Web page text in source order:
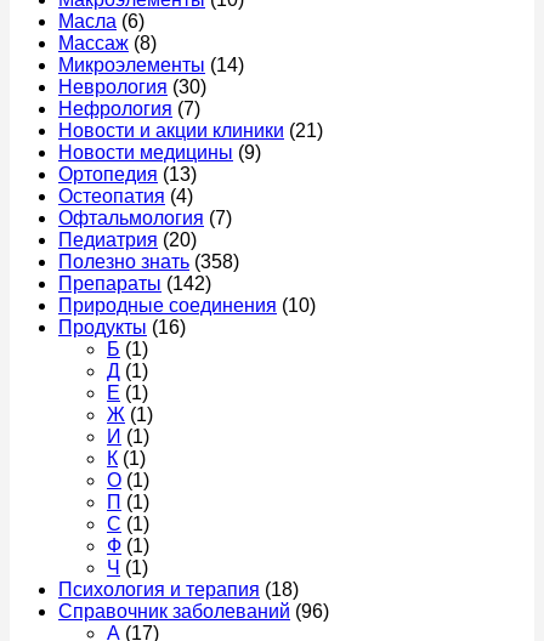
Масла (6)
Массаж (8)
Микроэлементы (14)
Неврология (30)
Нефрология (7)
Новости и акции клиники (21)
Новости медицины (9)
Ортопедия (13)
Остеопатия (4)
Офтальмология (7)
Педиатрия (20)
Полезно знать (358)
Препараты (142)
Природные соединения (10)
Продукты (16)
Б (1)
Д (1)
Е (1)
Ж (1)
И (1)
К (1)
О (1)
П (1)
С (1)
Ф (1)
Ч (1)
Психология и терапия (18)
Справочник заболеваний (96)
А (17)